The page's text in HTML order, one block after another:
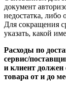
документ
недостатка, либо
Для сокращения
указать, какой
Расходы по
сервис/
и клиент должен
товара от и до